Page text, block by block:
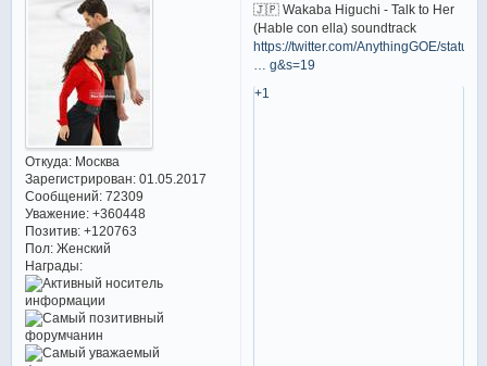
Откуда:Москва
Зарегистрирован: 01.05.2017
Сообщений:72309
Уважение: +360448
Позитив: +120763
Пол:Женский
Награды:
🇯🇵 Wakaba Higuchi - Talk to Her
(Hable con ella) soundtrack
https://twitter.com/AnythingGOE/status/
… g&s=19
+1